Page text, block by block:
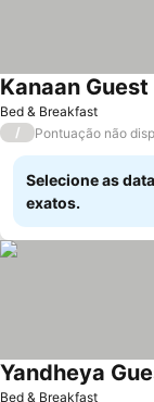
Bed & Breakfast
Kanaan Guest
/ Pontuação não
Selecione as
exatos.
Bed & Breakfast
Yandheya